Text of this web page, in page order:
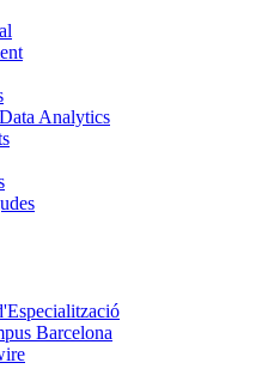
Analytics
Barcelona